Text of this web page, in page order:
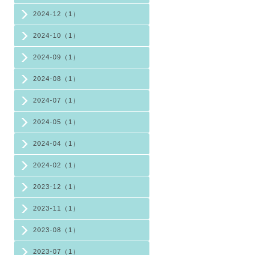
2024-12（1）
2024-10（1）
2024-09（1）
2024-08（1）
2024-07（1）
2024-05（1）
2024-04（1）
2024-02（1）
2023-12（1）
2023-11（1）
2023-08（1）
2023-07（1）